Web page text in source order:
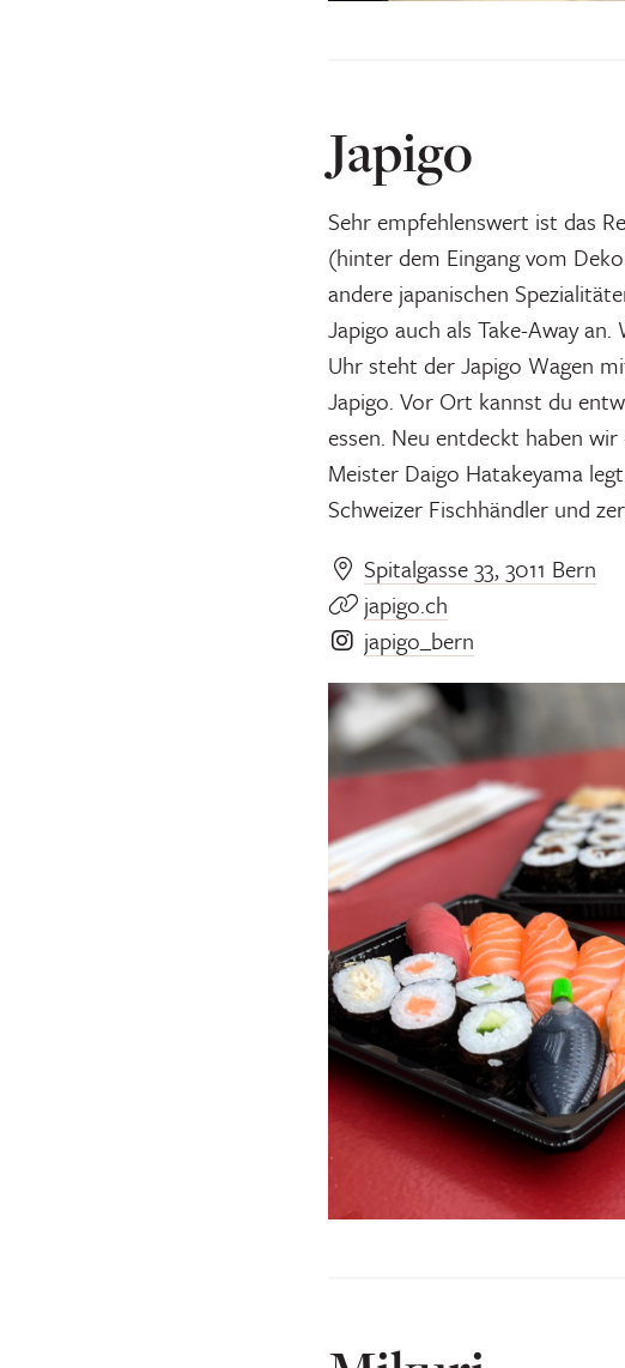
Japigo
Sehr empfehlenswert ist das
(hinter dem Eingang vom
andere japanischen
Japigo auch als Take-Away
Uhr steht der Japigo Wagen
Japigo. Vor Ort kannst du
essen. Neu entdeckt haben
Meister Daigo Hatakeyama
Schweizer Fischhändler und
Spitalgasse 33, 3011 Bern
japigo.ch
japigo_bern